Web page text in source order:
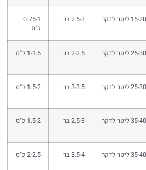
15-20 ליטר לדקה 2.5-3 בר
0.75-1
כ"ס
25-30 ליטר לדקה 2-2.5 בר 1-1.5 כ"ס
25-30 ליטר לדקה 3-3.5 בר 1.5-2 כ"ס
35-40 ליטר לדקה 2.5-3 בר 1.5-2 כ"ס
35-40 ליטר לדקה 3.5-4 בר 2-2.5 כ"ס